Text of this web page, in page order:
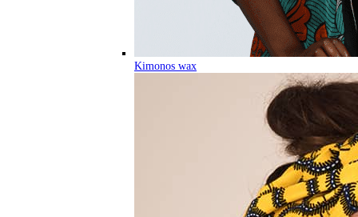
Kimonos wax